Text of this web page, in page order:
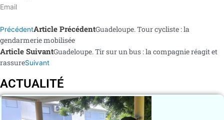
Email
PrécédentArticle PrécédentGuadeloupe. Tour cycliste : la
gendarmerie mobilisée
Article SuivantGuadeloupe. Tir sur un bus : la compagnie réagit et
rassureSuivant
ACTUALITÉ